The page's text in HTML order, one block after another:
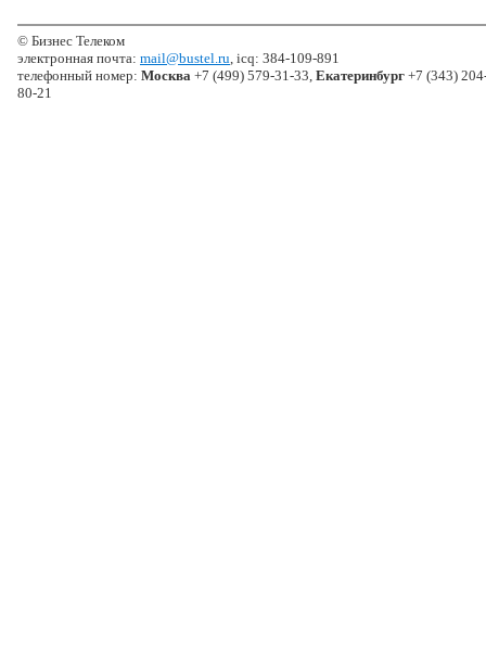
© Бизнес Телеком
электронная почта: mail@bustel.ru, icq: 384-109-891
телефонный номер: Москва +7 (499) 579-31-33, Екатеринбург +7 (343)
80-21